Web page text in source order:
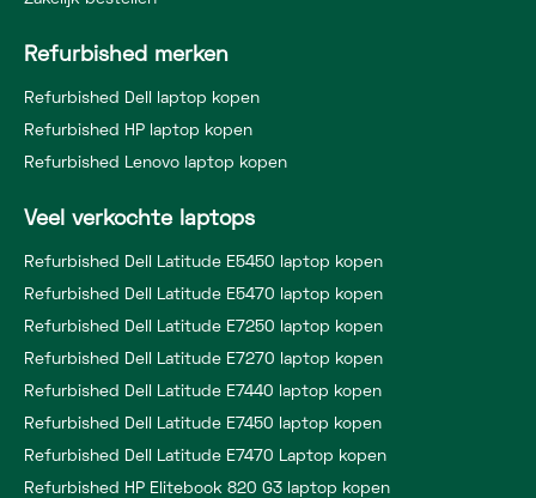
Refurbished merken
Refurbished Dell laptop kopen
Refurbished HP laptop kopen
Refurbished Lenovo laptop kopen
Veel verkochte laptops
Refurbished Dell Latitude E5450 laptop kopen
Refurbished Dell Latitude E5470 laptop kopen
Refurbished Dell Latitude E7250 laptop kopen
Refurbished Dell Latitude E7270 laptop kopen
Refurbished Dell Latitude E7440 laptop kopen
Refurbished Dell Latitude E7450 laptop kopen
Refurbished Dell Latitude E7470 Laptop kopen
Refurbished HP Elitebook 820 G3 laptop kopen